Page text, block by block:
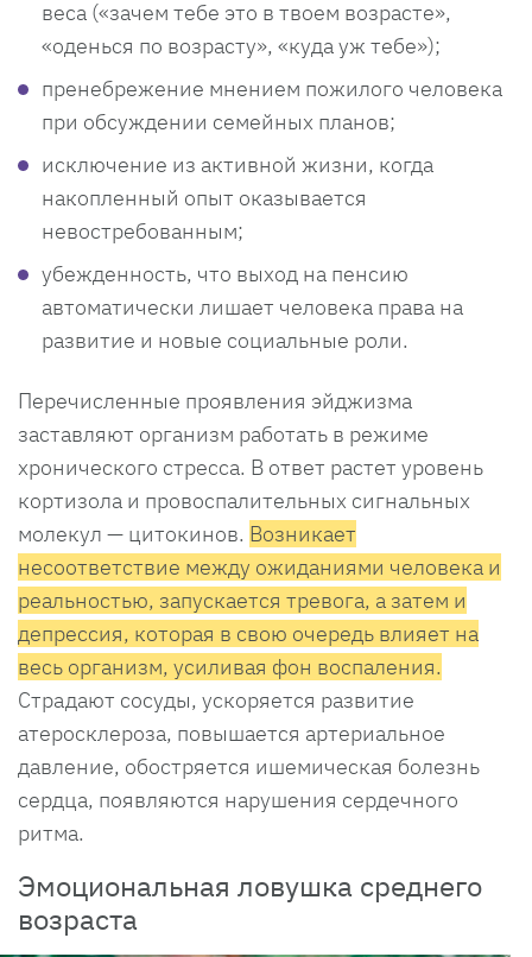
веса («зачем тебе это в твоем возрасте»,
«оденься по возрасту», «куда уж тебе»);
пренебрежение мнением пожилого человека
при обсуждении семейных планов;
исключение из активной жизни, когда
накопленный опыт оказывается
невостребованным;
убежденность, что выход на пенсию
автоматически лишает человека права на
развитие и новые социальные роли.
Перечисленные проявления эйджизма
заставляют организм работать в режиме
хронического стресса. В ответ растет уровень
кортизола и провоспалительных сигнальных
молекул — цитокинов. Возникает
несоответствие между ожиданиями человека и
реальностью, запускается тревога, а затем и
депрессия, которая в свою очередь влияет на
весь организм, усиливая фон воспаления.
Страдают сосуды, ускоряется развитие
атеросклероза, повышается артериальное
давление, обостряется ишемическая болезнь
сердца, появляются нарушения сердечного
ритма.
Эмоциональная ловушка среднего
возраста